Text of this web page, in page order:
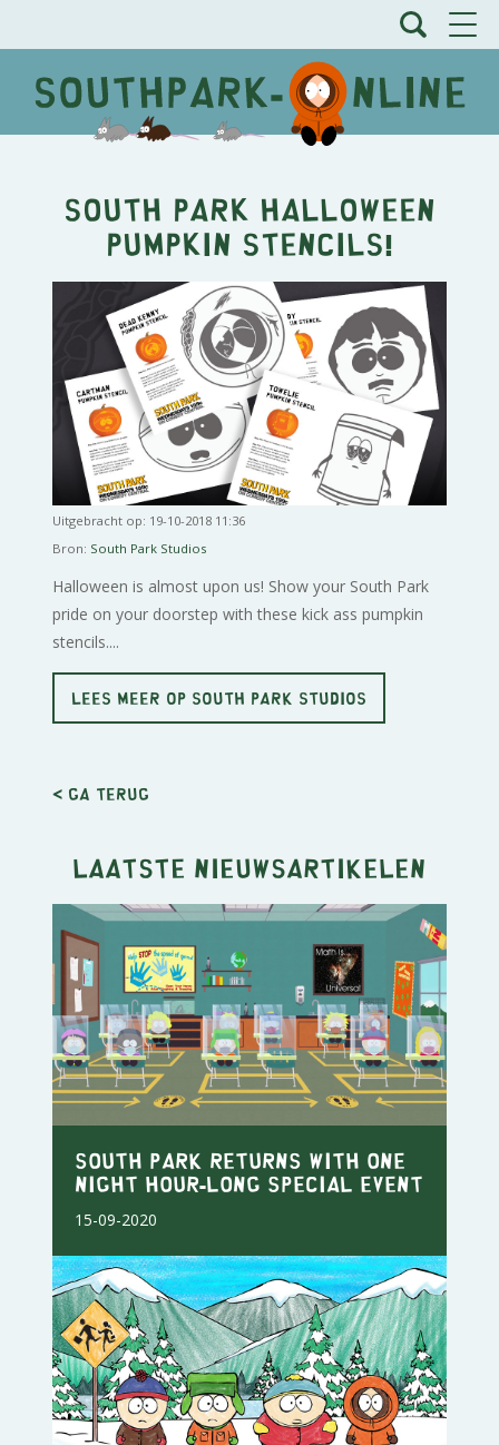
South Park Halloween
Pumpkin Stencils!
Uitgebracht op: 19-10-2018 11:36
Bron: South Park Studios
Halloween is almost upon us! Show your South Park
pride on your doorstep with these kick ass pumpkin
stencils....
LEES MEER OP SOUTH PARK STUDIOS
< Ga terug
Laatste nieuwsartikelen
SOUTH PARK RETURNS WITH ONE
NIGHT HOUR-LONG SPECIAL EVENT
15-09-2020